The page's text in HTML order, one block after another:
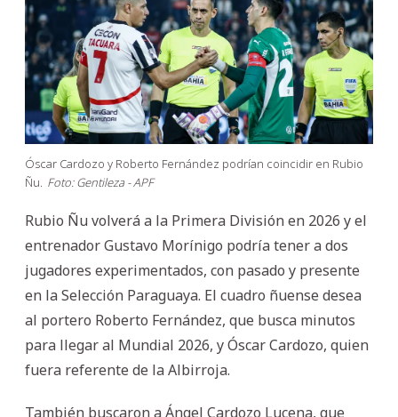
Óscar Cardozo y Roberto Fernández podrían coincidir en Rubio
Ñu. Foto: Gentileza - APF
Rubio Ñu volverá a la Primera División en 2026 y el
entrenador Gustavo Morínigo podría tener a dos
jugadores experimentados, con pasado y presente
en la Selección Paraguaya. El cuadro ñuense desea
al portero Roberto Fernández, que busca minutos
para llegar al Mundial 2026, y Óscar Cardozo, quien
fuera referente de la Albirroja.
También buscaron a Ángel Cardozo Lucena, que